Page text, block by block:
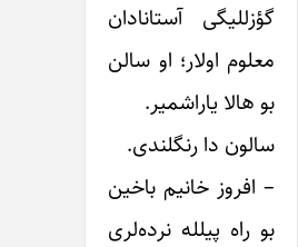
گؤزللیگی آستانادان
معلوم اولار؛ او سالن
بو هالا یاراشمیر.
سالون دا رنگلندی.
– افروز خانیم باخین
بو راه پیلله نرده‌لری